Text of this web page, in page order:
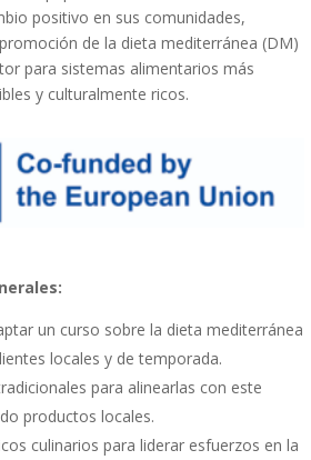
positivo en sus comunidades,
de la dieta mediterránea (DM)
para sistemas alimentarios más
y culturalmente ricos.
un curso sobre la dieta mediterránea
locales y de temporada.
para alinearlas con este
productos locales.
culinarios para liderar esfuerzos en la